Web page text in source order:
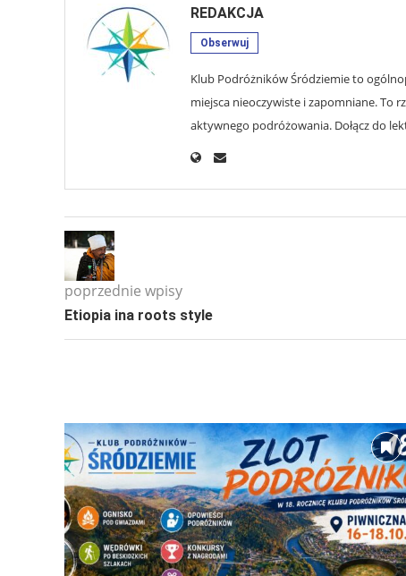
REDAKCJA
Obserwuj
Klub Podróżników Śródziemie to
miejsca nieoczywiste i zapomniane. To
aktywnego podróżowania. Dołącz do
poprzednie wpisy
Etiopia ina roots style